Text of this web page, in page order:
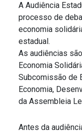
A Audiência
processo de
economia
estadual.
As audiências
Economia
Subcomissão de
Economia,
da Assembleia
Antes da